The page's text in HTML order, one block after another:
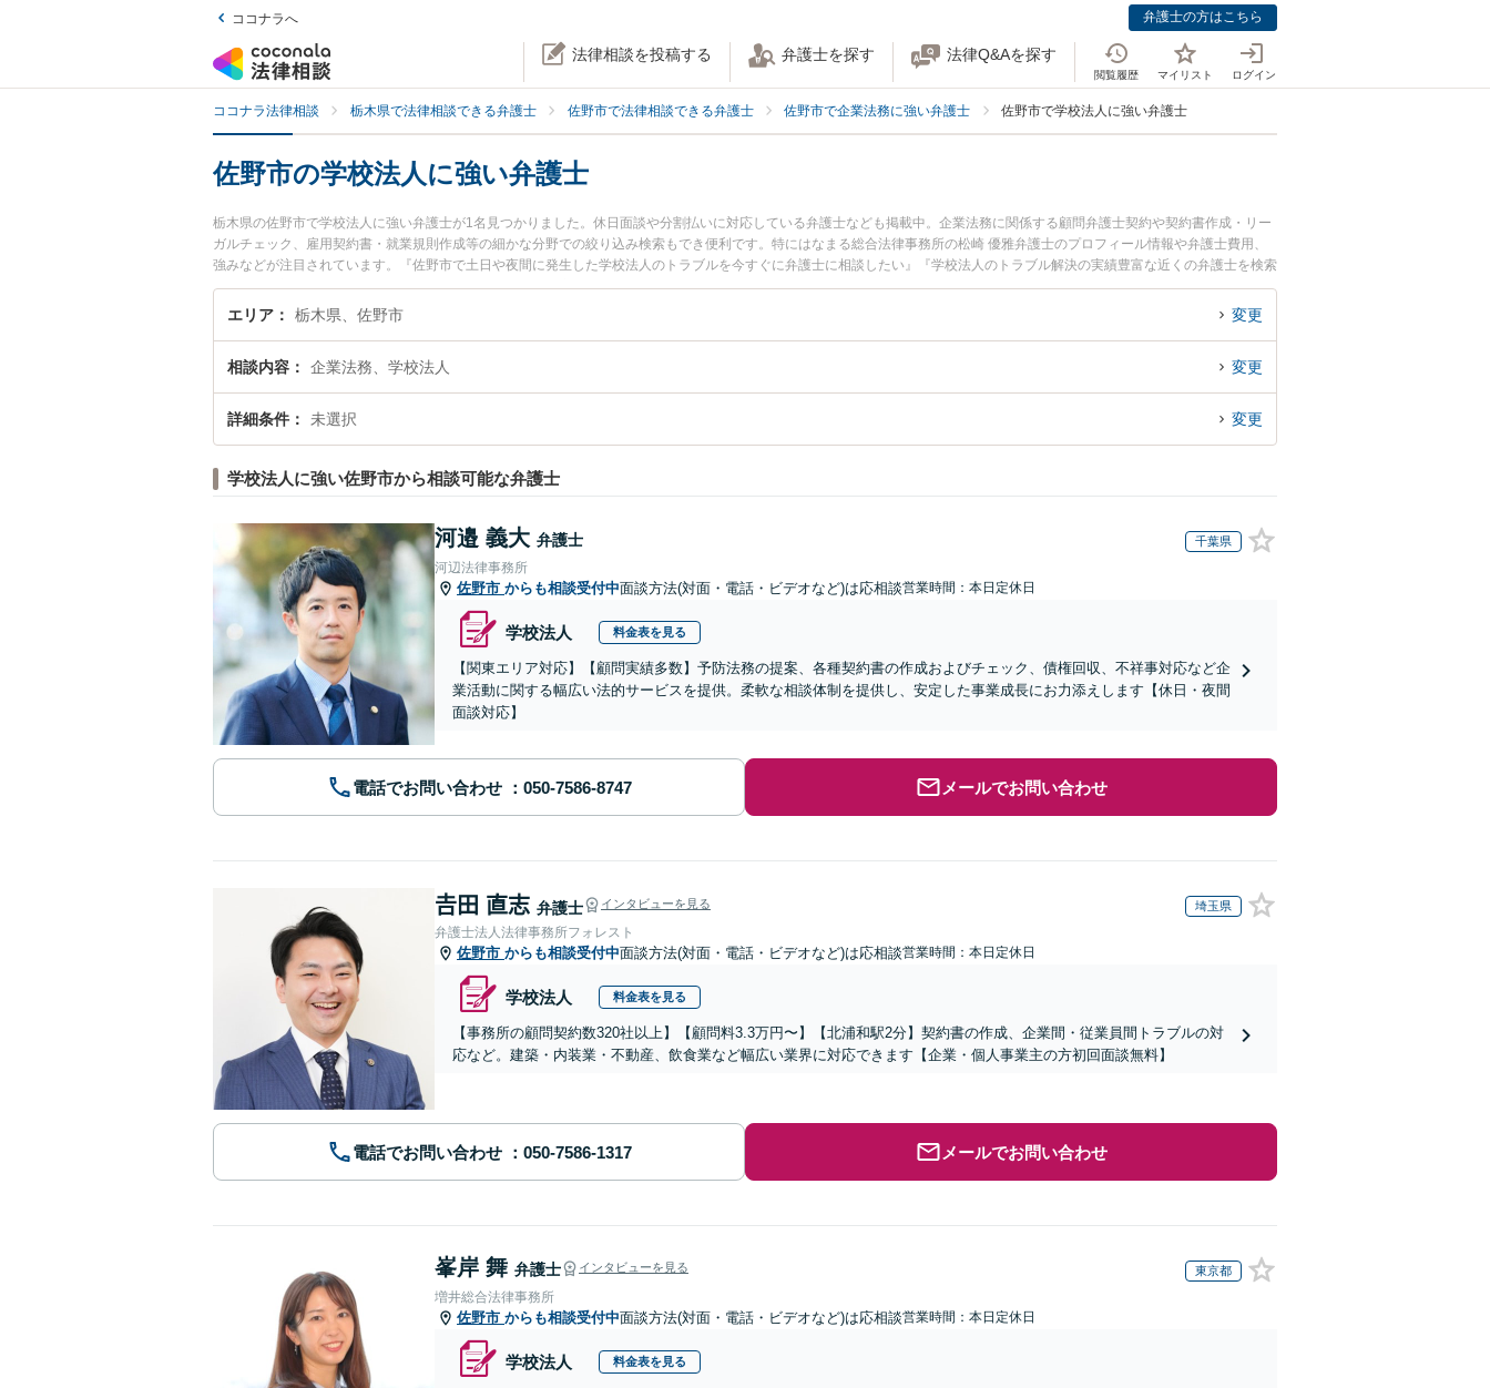
ココナラへ 弁護士の方はこちら
法律相談を投稿する 弁護士を探す 法律Q&Aを探す
閲覧履歴 マイリスト ログイン
ココナラ法律相談 栃木県で法律相談できる弁護士 佐野市で法律相談できる弁護士 佐野市で企業法務に強い弁護士 佐野市で学校法人に強い弁護士
佐野市の学校法人に強い弁護士
栃木県の佐野市で学校法人に強い弁護士が1名見つかりました。休日面談や分割払いに対応している弁護士なども掲載中。企業法務に関係する顧問弁護士契約や契約書作成・リー
ガルチェック、雇用契約書・就業規則作成等の細かな分野での絞り込み検索もでき便利です。特にはなまる総合法律事務所の松崎 優雅弁護士のプロフィール情報や弁護士費用、
強みなどが注目されています。『佐野市で土日や夜間に発生した学校法人のトラブルを今すぐに弁護士に相談したい』『学校法人のトラブル解決の実績豊富な近くの弁護士を検索
したい』『初回相談無料で学校法人を法律相談できる佐野市内の弁護士に相談予約したい』などでお困りの相談者さんにおすすめです。
エリア 栃木県、佐野市 変更
相談内容 企業法務、学校法人 変更
詳細条件 未選択 変更
学校法人に強い佐野市から相談可能な弁護士
河邉 義大 弁護士 千葉県
河辺法律事務所
佐野市 からも相談受付中面談方法(対面・電話・ビデオなど)は応相談営業時間：本日定休日
学校法人 料金表を見る
【関東エリア対応】【顧問実績多数】予防法務の提案、各種契約書の作成およびチェック、債権回収、不祥事対応など企
業活動に関する幅広い法的サービスを提供。柔軟な相談体制を提供し、安定した事業成長にお力添えします【休日・夜間
面談対応】
電話でお問い合わせ メールでお問い合わせ
𠮷田 直志 弁護士 インタビューを見る 埼玉県
弁護士法人法律事務所フォレスト
佐野市 からも相談受付中面談方法(対面・電話・ビデオなど)は応相談営業時間：本日定休日
学校法人 料金表を見る
【事務所の顧問契約数320社以上】【顧問料3.3万円〜】【北浦和駅2分】契約書の作成、企業間・従業員間トラブルの対
応など。建築・内装業・不動産、飲食業など幅広い業界に対応できます【企業・個人事業主の方初回面談無料】
電話でお問い合わせ メールでお問い合わせ
峯岸 舞 弁護士 インタビューを見る 東京都
増井総合法律事務所
佐野市 からも相談受付中面談方法(対面・電話・ビデオなど)は応相談営業時間：本日定休日
学校法人 料金表を見る